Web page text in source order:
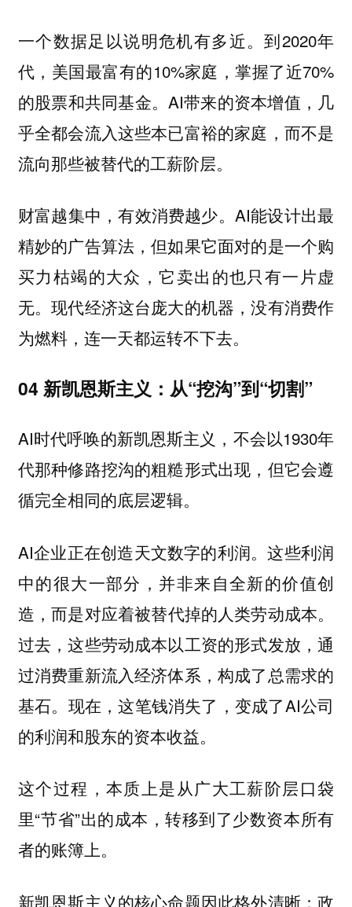
一个数据足以说明危机有多近。到2020年
代，美国最富有的10%家庭，掌握了近70%
的股票和共同基金。AI带来的资本增值，几
乎全都会流入这些本已富裕的家庭，而不是
流向那些被替代的工薪阶层。
财富越集中，有效消费越少。AI能设计出最
精妙的广告算法，但如果它面对的是一个购
买力枯竭的大众，它卖出的也只有一片虚
无。现代经济这台庞大的机器，没有消费作
为燃料，连一天都运转不下去。
04 新凯恩斯主义：从“挖沟”到“切割”
AI时代呼唤的新凯恩斯主义，不会以1930年
代那种修路挖沟的粗糙形式出现，但它会遵
循完全相同的底层逻辑。
AI企业正在创造天文数字的利润。这些利润
中的很大一部分，并非来自全新的价值创
造，而是对应着被替代掉的人类劳动成本。
过去，这些劳动成本以工资的形式发放，通
过消费重新流入经济体系，构成了总需求的
基石。现在，这笔钱消失了，变成了AI公司
的利润和股东的资本收益。
这个过程，本质上是从广大工薪阶层口袋
里“节省”出的成本，转移到了少数资本所有
者的账簿上。
新凯恩斯主义的核心命题因此格外清晰：政